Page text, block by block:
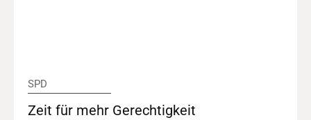
SPD
Zeit für mehr Gerechtigkeit